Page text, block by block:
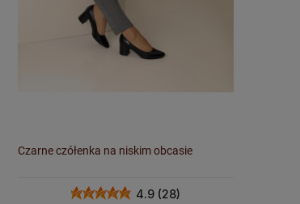
Czarne czółenka na niskim obcasie
4.9 (28)